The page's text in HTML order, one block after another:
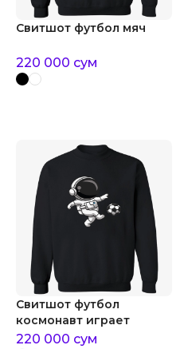
Свитшот футбол мяч
220 000 сум
Свитшот футбол
космонавт играет
220 000 сум